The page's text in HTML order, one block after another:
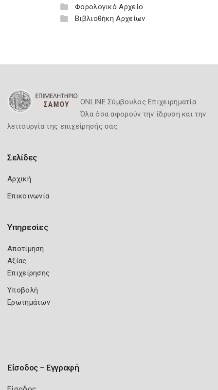
Φορολογικό Αρχείο
Βιβλιοθήκη Αρχείων
ONLINE Σύμβουλος Επιχειρηματία
Όλα όσα αφορούν την ίδρυση και την
λειτουργία της επιχείρησής σας.
Σελίδες
Αρχική
Επικοινωνία
Υπηρεσίες
Αποτίμηση
Αξίας
Επιχείρησης
Υποβολή
Ερωτημάτων
Είσοδος – Εγγραφή